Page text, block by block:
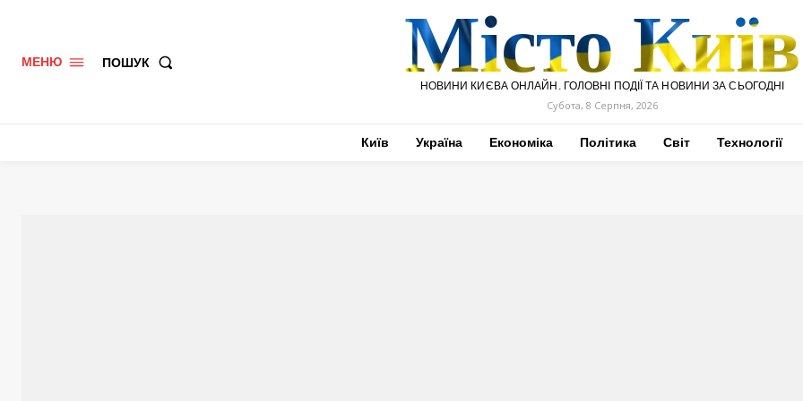
МЕНЮ ПОШУК Місто Київ
НОВИНИ КИЄВА ОНЛАЙН. ГОЛОВНІ ПОДІЇ ТА НОВИНИ ЗА СЬОГОДНІ
Субота, 8 Серпня, 2026
Київ Україна Економіка Політика Світ Технології